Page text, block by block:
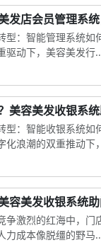
发店会员管理系
型：智能管理系统如
驱动下，美容美发行
美容美发收银系
型：智能收银系统如
化浪潮的双重推动下
容美发收银系统
争激烈的红海中，门
力成本像脱缰的野马